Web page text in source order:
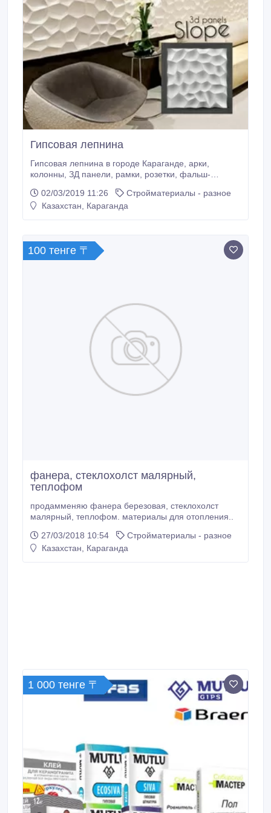
Гипсовая лепнина
Гипсовая лепнина в городе Караганде, арки,
колонны, ЗД панели, рамки, розетки, фальш-
02/03/2019 11:26
Стройматериалы - разное
Казахстан, Караганда
100 тенге 〒
фанера, стеклохолст малярный,
теплофом
продамменяю фанера березовая, стеклохолст
малярный, теплофом. материалы для отопления..
27/03/2018 10:54
Стройматериалы - разное
Казахстан, Караганда
1 000 тенге 〒